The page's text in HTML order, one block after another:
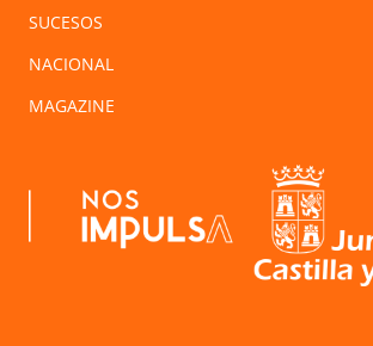
SUCESOS
NACIONAL
MAGAZINE